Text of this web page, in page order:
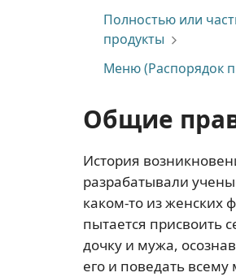
Полностью или
продукты
Меню (Распорядок
Общие
История
разрабатывали
каком-то из женских
пытается присвоить
дочку и мужа,
его и поведать